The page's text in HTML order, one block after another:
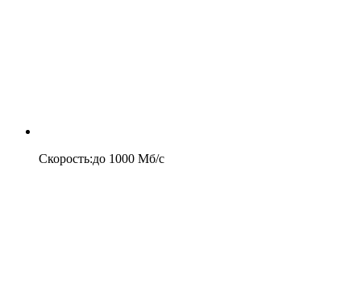
Скорость:до 1000 Мб/c